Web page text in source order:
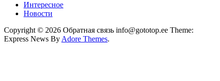
Интересное
Новости
Copyright © 2026 Обратная связь info@gototop.ee Theme:
Express News By Adore Themes.